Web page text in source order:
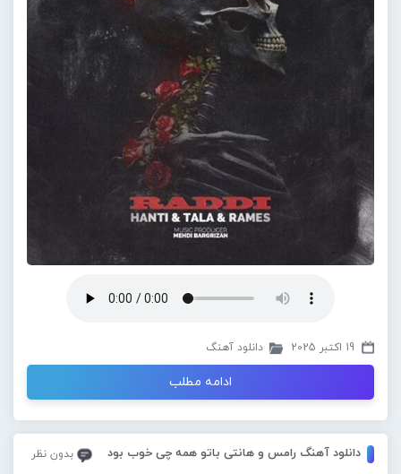
19 اکتبر 2025 دانلود آهنگ
ادامه مطلب
دانلود آهنگ رامس و هانتی باتو همه چی خوب بود بدون نظر